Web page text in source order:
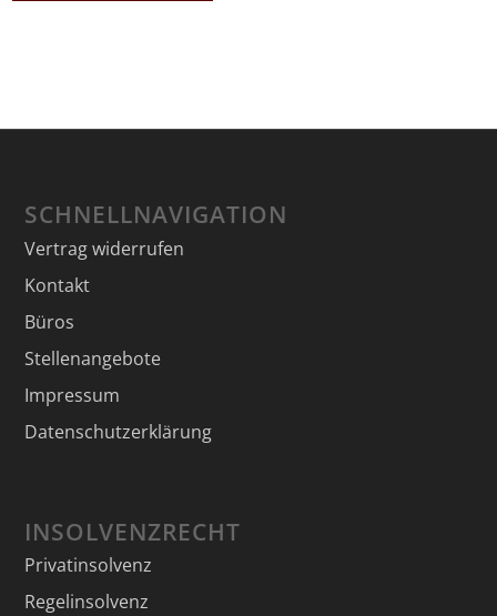
SCHNELLNAVIGATION
Vertrag widerrufen
Kontakt
Büros
Stellenangebote
Impressum
Datenschutzerklärung
INSOLVENZRECHT
Privatinsolvenz
Regelinsolvenz